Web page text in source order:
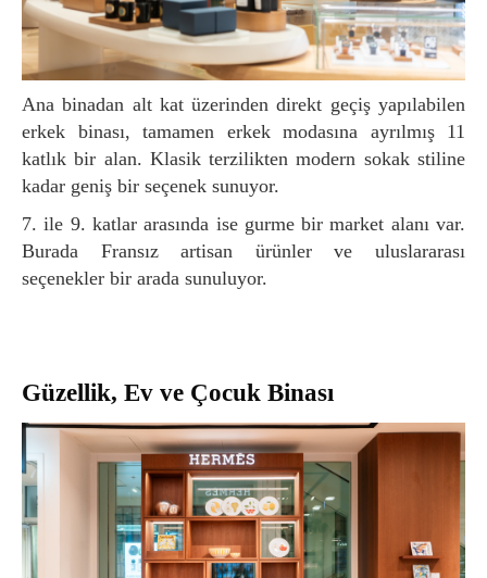
Ana binadan alt kat üzerinden direkt geçiş yapılabilen
erkek binası, tamamen erkek modasına ayrılmış 11
katlık bir alan. Klasik terzilikten modern sokak stiline
kadar geniş bir seçenek sunuyor.
7. ile 9. katlar arasında ise gurme bir market alanı var.
Burada Fransız artisan ürünler ve uluslararası
seçenekler bir arada sunuluyor.
Güzellik, Ev ve Çocuk Binası